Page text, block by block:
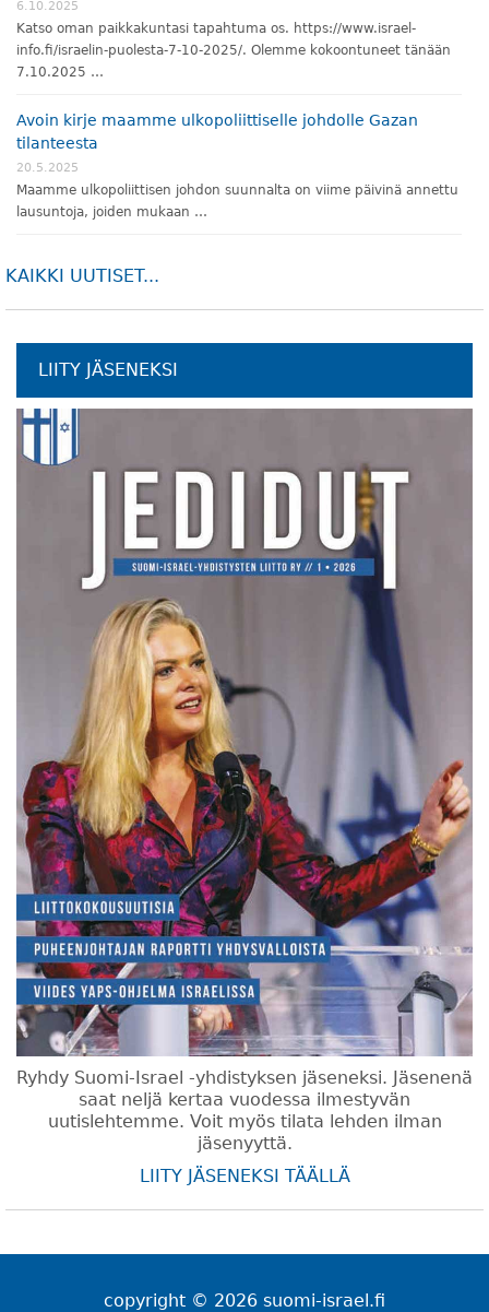
6.10.2025
Katso oman paikkakuntasi tapahtuma os. https://www.israel-
info.fi/israelin-puolesta-7-10-2025/. Olemme kokoontuneet tänään
7.10.2025 …
Avoin kirje maamme ulkopoliittiselle johdolle Gazan
tilanteesta
20.5.2025
Maamme ulkopoliittisen johdon suunnalta on viime päivinä annettu
lausuntoja, joiden mukaan …
KAIKKI UUTISET...
LIITY JÄSENEKSI
Ryhdy Suomi-Israel -yhdistyksen jäseneksi. Jäsenenä
saat neljä kertaa vuodessa ilmestyvän
uutislehtemme. Voit myös tilata lehden ilman
jäsenyyttä.
LIITY JÄSENEKSI TÄÄLLÄ
copyright © 2026 suomi-israel.fi